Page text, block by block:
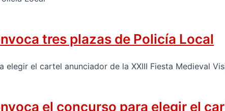
tres plazas de Policía Local
el concurso para elegir el